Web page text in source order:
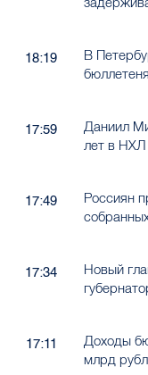
18:19
В
17:59
Даниил
лет в НХЛ
17:49
Россиян
17:34
Новый
17:11
Доходы
млрд